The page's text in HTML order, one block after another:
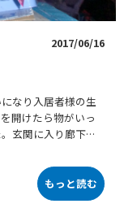
2017/06/16
なり入居者様の生
開けたら物がいっ
玄関に入り廊下を
品が出てこないよ
ンも長い間使用し
めます。窓のサッ
もっと読む